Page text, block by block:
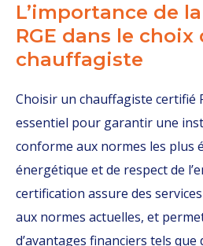
L’importance de
RGE dans le choix
chauffagiste
Choisir un chauffagiste certifié
essentiel pour garantir une
conforme aux normes les plus
énergétique et de respect de
certification assure des
aux normes actuelles, et
d’avantages financiers tels que